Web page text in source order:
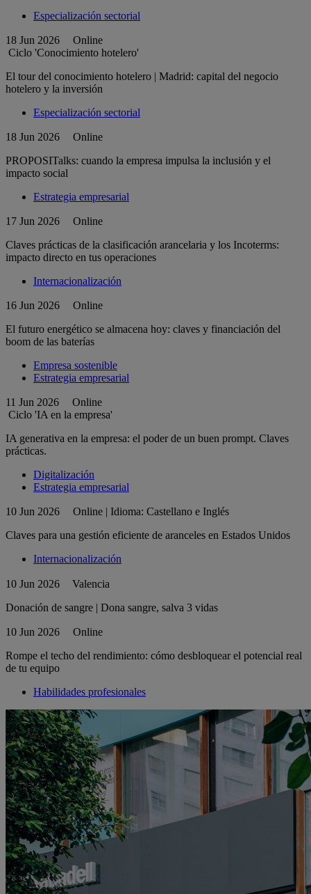
Especialización sectorial
18 Jun 2026
Online
Ciclo 'Conocimiento hotelero'
El tour del conocimiento hotelero | Madrid: capital del negocio
hotelero y la inversión
Especialización sectorial
18 Jun 2026
Online
PROPOSITalks: cuando la empresa impulsa la inclusión y el
impacto social
Estrategia empresarial
17 Jun 2026
Online
Claves prácticas de la clasificación arancelaria y los Incoterms:
impacto directo en tus operaciones
Internacionalización
16 Jun 2026
Online
El futuro energético se almacena hoy: claves y financiación del
boom de las baterías
Empresa sostenible
Estrategia empresarial
11 Jun 2026
Online
Ciclo 'IA en la empresa'
IA generativa en la empresa: el poder de un buen prompt. Claves
prácticas.
Digitalización
Estrategia empresarial
10 Jun 2026
Online | Idioma: Castellano e Inglés
Claves para una gestión eficiente de aranceles en Estados Unidos
Internacionalización
10 Jun 2026
Valencia
Donación de sangre | Dona sangre, salva 3 vidas
10 Jun 2026
Online
Rompe el techo del rendimiento: cómo desbloquear el potencial real
de tu equipo
Habilidades profesionales